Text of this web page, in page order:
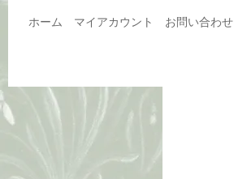
ホーム マイアカウント お問い合わせ